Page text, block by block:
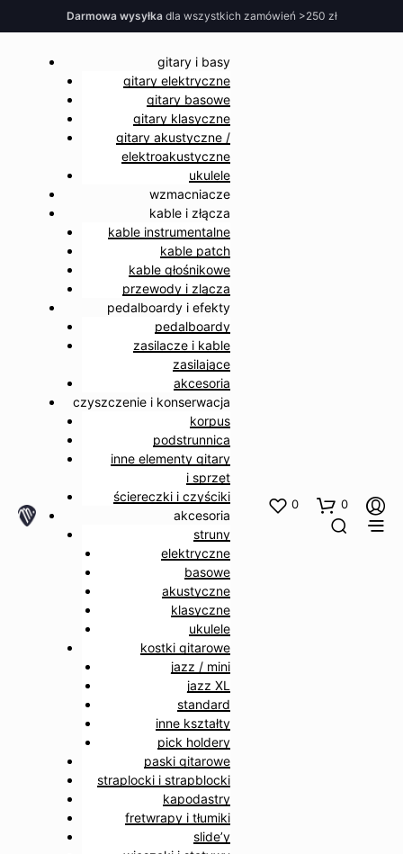
Darmowa wysyłka dla wszystkich zamówień >250 zł
gitary i basy
gitary elektryczne
gitary basowe
gitary klasyczne
gitary akustyczne /
elektroakustyczne
ukulele
wzmacniacze
kable i złącza
kable instrumentalne
kable patch
kable głośnikowe
przewody i zlącza
pedalboardy i efekty
pedalboardy
zasilacze i kable
zasilające
akcesoria
czyszczenie i konserwacja
korpus
podstrunnica
inne elementy gitary
i sprzęt
ściereczki i czyściki
akcesoria
struny
elektryczne
basowe
akustyczne
klasyczne
ukulele
kostki gitarowe
jazz / mini
jazz XL
standard
inne kształty
pick holdery
paski gitarowe
straplocki i strapblocki
kapodastry
fretwrapy i tłumiki
slide’y
0 0